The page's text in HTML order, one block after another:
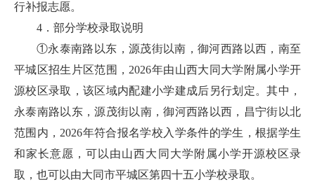
行补报志愿。
4．部分学校录取说明
①永泰南路以东，源茂街以南，御河西路以西，南至
平城区招生片区范围，2026年由山西大同大学附属小学开
源校区录取，该区域内配建小学建成后另行划定。其中，
永泰南路以东，源茂街以南，御河西路以西，昌宁街以北
范围内，2026年符合报名学校入学条件的学生，根据学生
和家长意愿，可以由山西大同大学附属小学开源校区录
取，也可以由大同市平城区第四十五小学校录取。